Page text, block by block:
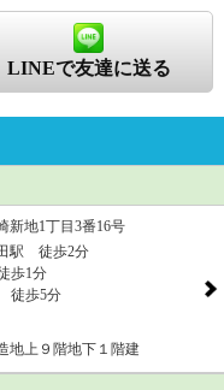
LINEで友達に送る
新地1丁目3番16号
駅 徒歩2分
歩1分
徒歩5分
地上９階地下１階建